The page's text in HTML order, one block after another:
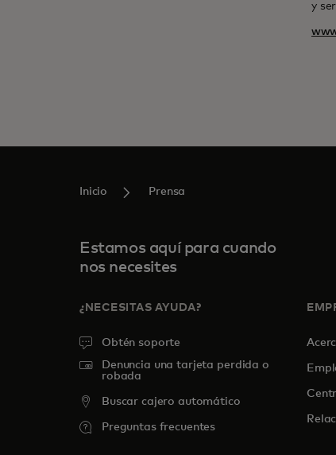
y
Inicio Prensa
Estamos aquí para cuando
nos necesites
¿NECESITAS AYUDA?
Obtén soporte
Denuncia una tarjeta perdida o
robada
Buscar cajero automático
Preguntas frecuentes